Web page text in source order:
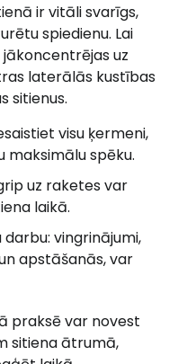
ir vitāli svarīgs,
spiedienu. Lai
uz
laterālās kustības
sitienus.
visu ķermeni,
maksimālu spēku.
uz raketes var
laikā.
vingrinājumi,
apstāšanās, var
praksē var novest
sitiena ātrumā,